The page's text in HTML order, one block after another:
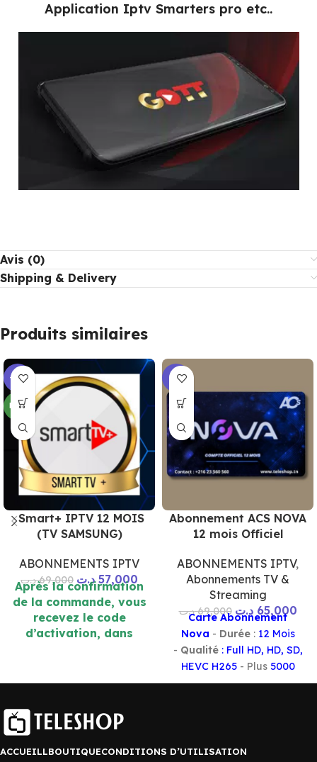
Application Iptv Smarters pro etc..
Avis (0)
Shipping & Delivery
Produits similaires
-17%
NEW
Smart+ IPTV 12 MOIS
(TV SAMSUNG)
ABONNEMENTS IPTV
69,000 د.ت 57,000 د.ت
Après la confirmation
de la commande, vous
recevez le code
d’activation, dans
10 mn )
-6%
Abonnement ACS NOVA
12 mois Officiel
ABONNEMENTS IPTV,
Abonnements TV &
Streaming
69,000 د.ت 65,000 د.ت
Carte Abonnement
Nova - Durée: 12 Mois
- Qualité : Full HD, HD, SD,
HEVC H265- Plus 5000
chaines- Vous offre l’accès
toutes catégories
ACCUEILLBOUTIQUECONDITIONS D’UTILISATION